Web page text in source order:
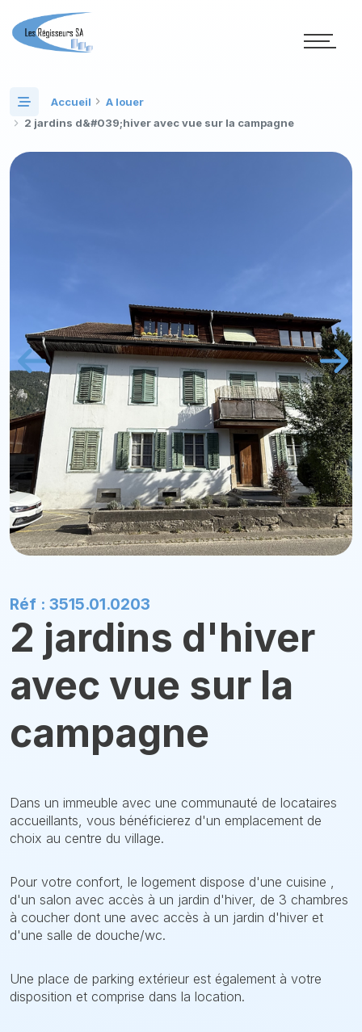
Accueil
A louer
2 jardins d&#039;hiver avec vue sur la campagne
Réf : 3515.01.0203
2 jardins d'hiver
avec vue sur la
campagne
Dans un immeuble avec une communauté de locataires
accueillants, vous bénéficierez d'un emplacement de
choix au centre du village.
Pour votre confort, le logement dispose d'une cuisine ,
d'un salon avec accès à un jardin d'hiver, de 3 chambres
à coucher dont une avec accès à un jardin d'hiver et
d'une salle de douche/wc.
Une place de parking extérieur est également à votre
disposition et comprise dans la location.